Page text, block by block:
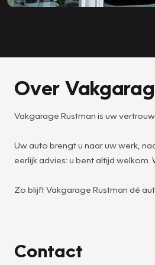
Over
Vakgarage Rustman is uw
Uw auto brengt u naar uw werk,
eerlijk advies: u bent altijd
Zo blijft Vakgarage Rustman dé
Contact